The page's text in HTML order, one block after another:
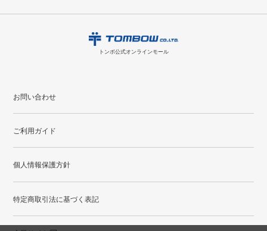
会員登録はこちら
購入・返品に関するお問い合わせ
16
17 18 19 20 21
22
23
24
20
21
●配送休日
トンボ公式オンラインモール
お問い合わせ
ご利用ガイド
個人情報保護方針
特定商取引法に基づく表記